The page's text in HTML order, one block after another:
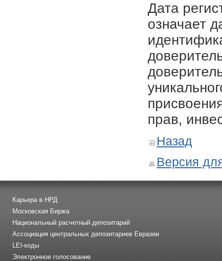
Дата
означает
прав,
Назад
Версия
Карьера в НРД
Московская Биржа
Национальный расчетный депозитарий
Ассоциация центральных депозитариев Евразии
LEI-коды
Электронное голосование